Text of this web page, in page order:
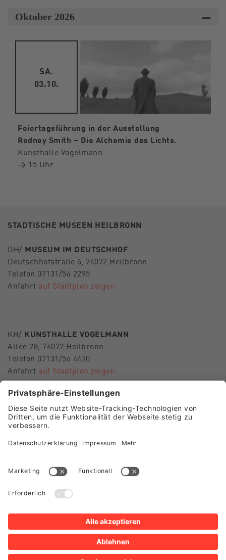
Oktober 2026
SA.
03.10.
Feiertagsführung in der Ausstellung
Rodney Smith – Die Alchemie des Lichts.
Kunsthalle Vogelmann
→ 15 Uhr
STÄDTISCHE MUSEEN HEILBRONN
DH/ MUSEUM IM DEUTSCHHOF
Deutschhofstraße 6, 74072 Heilbronn
Telefon 07131/56 2295
Anfahrt auf Stadtplan zeigen
KH/ KUNSTHALLE VOGELMANN
Allee 28, 74072 Heilbronn
Telefon 07131/56 4420
Anfahrt auf Stadtplan zeigen
E-Mailmuseen-hn@heilbronn.de
FOLGEN SIE UNS
Besuch Museum im Deutschhof
Besuch Kunsthalle Vogelmann
Presse
Shop
Newsletter